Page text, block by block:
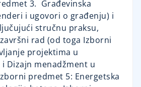
3. Građevinska
i ugovori o građenju) i
stručnu praksu,
rad (od toga Izborni
projektima u
Dizajn menadžment u
predmet 5: Energetska